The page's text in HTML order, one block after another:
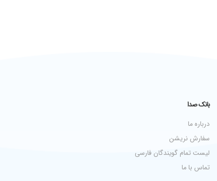
بانک صدا
درباره ما
سفارش نریشن
لیست تمام گویندگان فارسی
تماس با ما